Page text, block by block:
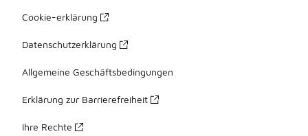
Cookie-erklärung
Datenschutzerklärung
Allgemeine Geschäftsbedingungen
Erklärung zur Barrierefreiheit
Ihre Rechte